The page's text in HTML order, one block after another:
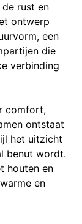
rust en
ontwerp
een
die
verbinding
comfort,
ontstaat
het uitzicht
benut wordt.
houten en
en